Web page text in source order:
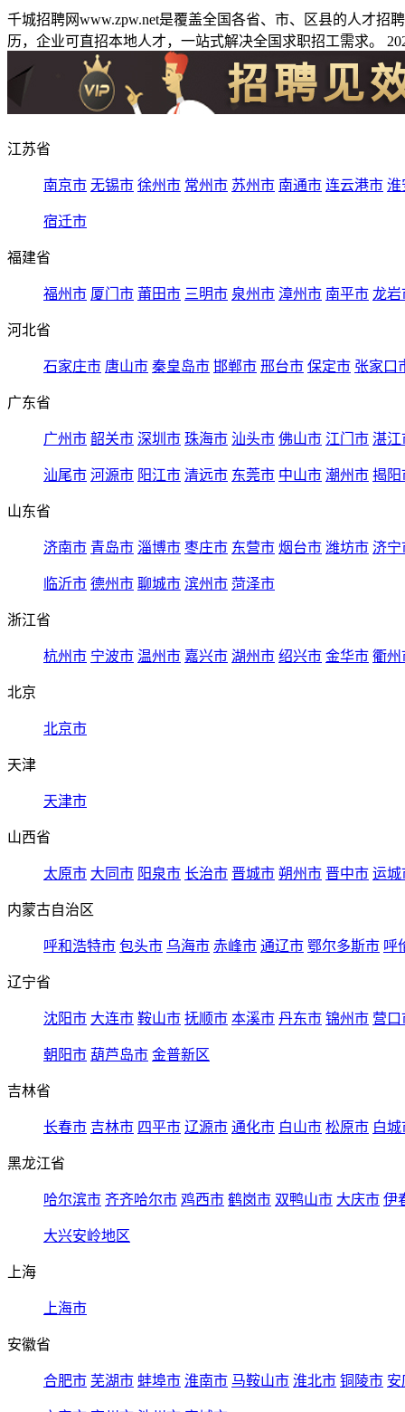
千城招聘网www.zpw.net是覆盖全国各省、市、区县的人才
历，企业可直招本地人才，一站式解决全国求职招工需求。
江苏省
南京市 无锡市 徐州市 常州市 苏州市 南通市 连云港市 淮
宿迁市
福建省
福州市 厦门市 莆田市 三明市 泉州市 漳州市 南平市 龙岩
河北省
石家庄市 唐山市 秦皇岛市 邯郸市 邢台市 保定市 张家口
广东省
广州市 韶关市 深圳市 珠海市 汕头市 佛山市 江门市 湛江
汕尾市 河源市 阳江市 清远市 东莞市 中山市 潮州市 揭阳
山东省
济南市 青岛市 淄博市 枣庄市 东营市 烟台市 潍坊市 济宁
临沂市 德州市 聊城市 滨州市 菏泽市
浙江省
杭州市 宁波市 温州市 嘉兴市 湖州市 绍兴市 金华市 衢州
北京
北京市
天津
天津市
山西省
太原市 大同市 阳泉市 长治市 晋城市 朔州市 晋中市 运城
内蒙古自治区
呼和浩特市 包头市 乌海市 赤峰市 通辽市 鄂尔多斯市 呼
辽宁省
沈阳市 大连市 鞍山市 抚顺市 本溪市 丹东市 锦州市 营口
朝阳市 葫芦岛市 金普新区
吉林省
长春市 吉林市 四平市 辽源市 通化市 白山市 松原市 白城
黑龙江省
哈尔滨市 齐齐哈尔市 鸡西市 鹤岗市 双鸭山市 大庆市 伊
大兴安岭地区
上海
上海市
安徽省
合肥市 芜湖市 蚌埠市 淮南市 马鞍山市 淮北市 铜陵市 安